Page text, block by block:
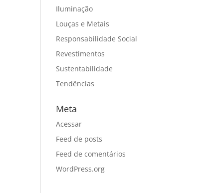
Iluminação
Louças e Metais
Responsabilidade Social
Revestimentos
Sustentabilidade
Tendências
Meta
Acessar
Feed de posts
Feed de comentários
WordPress.org